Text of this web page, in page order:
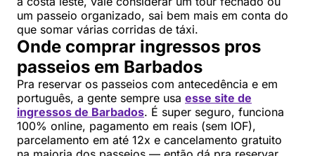
um passeio organizado, sai bem mais em conta do
que somar várias corridas de táxi.
Onde comprar ingressos pros
passeios em Barbados
Pra reservar os passeios com antecedência e em
português, a gente sempre usa esse site de
ingressos de Barbados. É super seguro, funciona
100% online, pagamento em reais (sem IOF),
parcelamento em até 12x e cancelamento gratuito